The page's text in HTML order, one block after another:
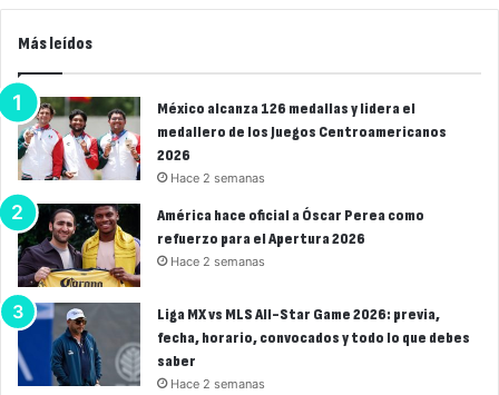
Más leídos
México alcanza 126 medallas y lidera el
medallero de los Juegos Centroamericanos
2026
Hace 2 semanas
América hace oficial a Óscar Perea como
refuerzo para el Apertura 2026
Hace 2 semanas
Liga MX vs MLS All-Star Game 2026: previa,
fecha, horario, convocados y todo lo que debes
saber
Hace 2 semanas